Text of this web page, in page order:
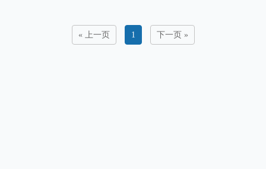
« 上一页 1 下一页 »